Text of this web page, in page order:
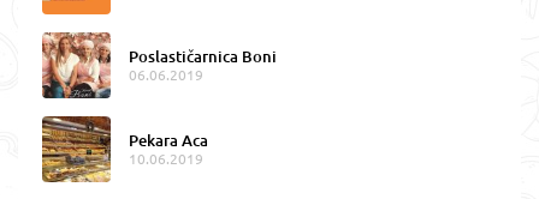
Poslastičarnica Boni
06.06.2019
Pekara Aca
10.06.2019